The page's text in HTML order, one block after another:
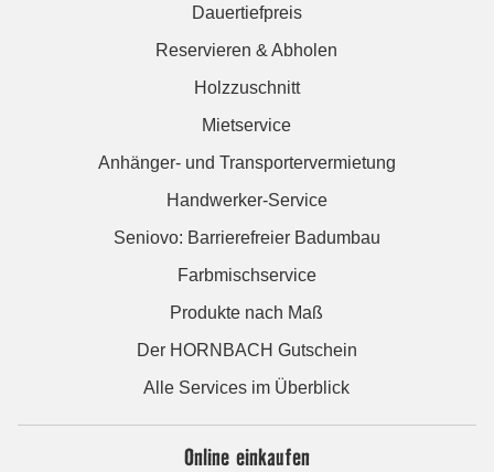
Dauertiefpreis
Reservieren & Abholen
Holzzuschnitt
Mietservice
Anhänger- und Transportervermietung
Handwerker-Service
Seniovo: Barrierefreier Badumbau
Farbmischservice
Produkte nach Maß
Der HORNBACH Gutschein
Alle Services im Überblick
Online einkaufen